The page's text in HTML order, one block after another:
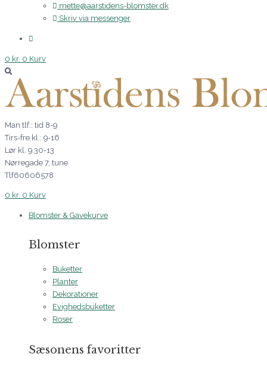
mette@aarstidens-blomster.dk
Skriv via messenger
0 kr. 0 Kurv
Man tlf.: tid 8-9
Tirs-fre kl.: 9-16
Lør kl. 9.30-13
Nørregade 7, tune
Tlf60606578
0 kr. 0 Kurv
Blomster & Gavekurve
Blomster
Buketter
Planter
Dekorationer
Evighedsbuketter
Roser
Sæsonens favoritter